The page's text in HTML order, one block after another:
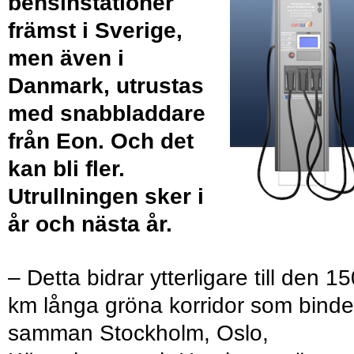
främst i Sverige,
men även i
Danmark, utrustas
med snabbladdare
från Eon. Och det
kan bli fler.
Utrullningen sker i
år och nästa år.
– Detta bidrar ytterligare till den
km långa gröna korridor som
samman Stockholm, Oslo,